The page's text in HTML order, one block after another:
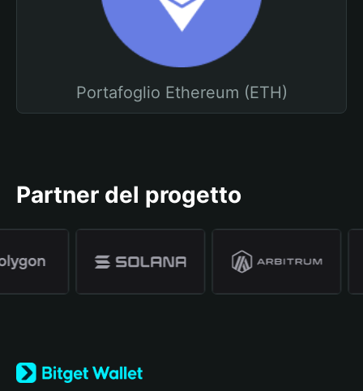
Portafoglio Ethereum (ETH)
Partner del progetto